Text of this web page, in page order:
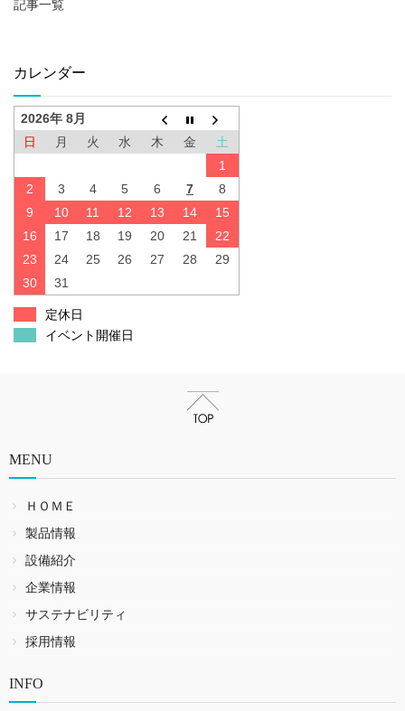
記事一覧
カレンダー
2026年 8月
日
月 火 水 木 金
土
1
2
3 4 5 6 7
8
9
10 11 12 13 14
15
16
17 18 19 20 21
22
23
24 25 26 27 28
29
30
31
定休日
イベント開催日
MENU
ＨＯＭＥ
製品情報
設備紹介
企業情報
サステナビリティ
採用情報
INFO